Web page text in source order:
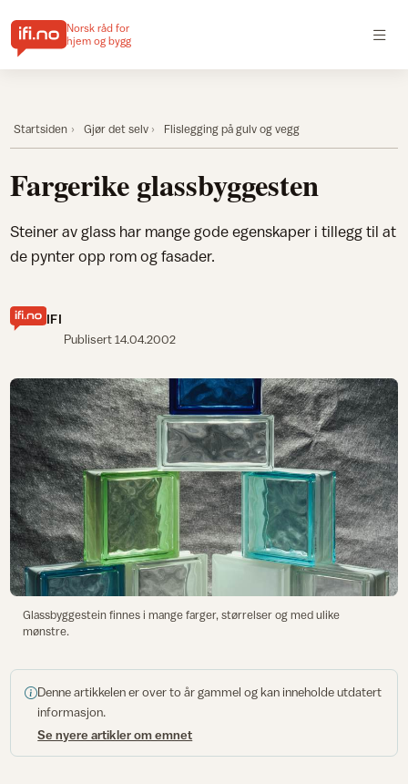
Norsk råd for
hjem og bygg
Startsiden Gjør det selv Flislegging på gulv og vegg
Fargerike glassbyggesten
Steiner av glass har mange gode egenskaper i tillegg til at
de pynter opp rom og fasader.
IFI
Publisert14.04.2002
Glassbyggestein finnes i mange farger, størrelser og med ulike
mønstre.
Denne artikkelen er over to år gammel og kan inneholde utdatert
informasjon.
Se nyere artikler om emnet